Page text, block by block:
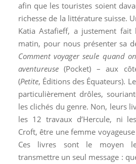
afin que les touristes soient
richesse de la littérature suisse.
Katia Astafieff, a justement fait
matin, pour nous présenter sa
Comment voyager seule quand
aventureuse(Pocket) – aux
(Petite, Éditions des Équateurs).
particulièrement drôles,
les clichés du genre. Non, leurs
les 12 travaux d’Hercule, ni
Croft, être une femme voyageuse
Ces livres sont le moyen
transmettre un seul message :